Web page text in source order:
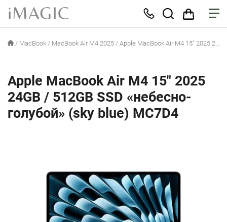
/ MacBook / MacBook Air M4 2025 / Apple MacBook Air M4 15″ 2025 24GB / 512GB SSD «небесно-голубой» (sky blue) MC7D4
Apple MacBook Air M4 15″ 2025
24GB / 512GB SSD «небесно-
голубой» (sky blue) MC7D4